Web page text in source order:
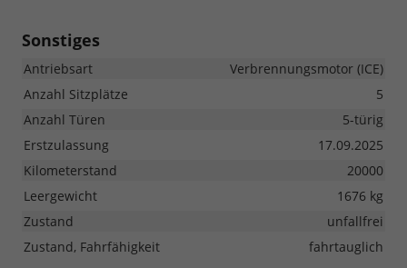
Sonstiges
Antriebsart
Verbrennungsmotor (ICE)
Anzahl Sitzplätze
5
Anzahl Türen
5-türig
Erstzulassung
17.09.2025
Kilometerstand
20000
Leergewicht
1676 kg
Zustand
unfallfrei
Zustand, Fahrfähigkeit
fahrtauglich